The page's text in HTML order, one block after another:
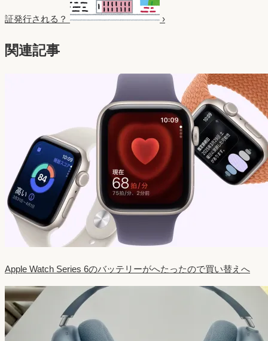
証発行される？ ›
関連記事
Apple Watch Series 6のバッテリーがへたったので買い替えへ